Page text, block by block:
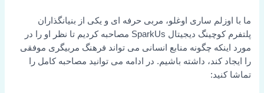
ما با اوزلم ساری اوغلو، مربی حرفه ای و یکی از بنیانگذاران
پلتفرم کوچینگ دیجیتال SparkUs مصاحبه کردیم تا نظر او را در
مورد اینکه چگونه منابع انسانی می تواند فرهنگ مربیگری موفقی
را ایجاد کند، داشته باشیم. در ادامه می توانید مصاحبه کامل را
تماشا کنید: